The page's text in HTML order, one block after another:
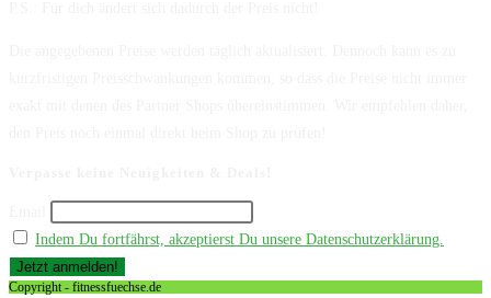
Indem Du fortfährst, akzeptierst Du unsere Datenschutzerklärung.
Copyright - fitnessfuechse.de